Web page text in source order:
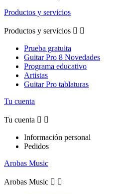
Productos y servicios
Productos y servicios  
Prueba gratuita
Guitar Pro 8 Novedades
Programa educativo
Artistas
Guitar Pro tablaturas
Tu cuenta
Tu cuenta  
Información personal
Pedidos
Arobas Music
Arobas Music  